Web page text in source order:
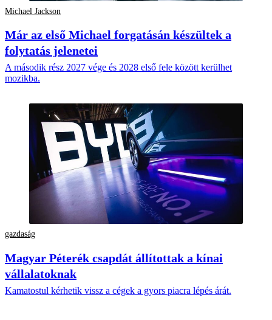
Michael Jackson
Már az első Michael forgatásán készültek a
folytatás jelenetei
A második rész 2027 vége és 2028 első fele között kerülhet
mozikba.
gazdaság
Magyar Péterék csapdát állítottak a kínai
vállalatoknak
Kamatostul kérhetik vissz a cégek a gyors piacra lépés árát.